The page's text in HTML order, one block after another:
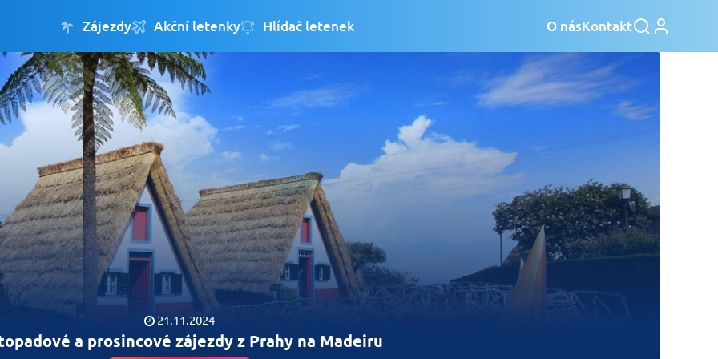
Zájezdy Akční letenky Hlídač letenek O násKontakt
21.11.2024
a prosincové zájezdy z Prahy na Madeiru